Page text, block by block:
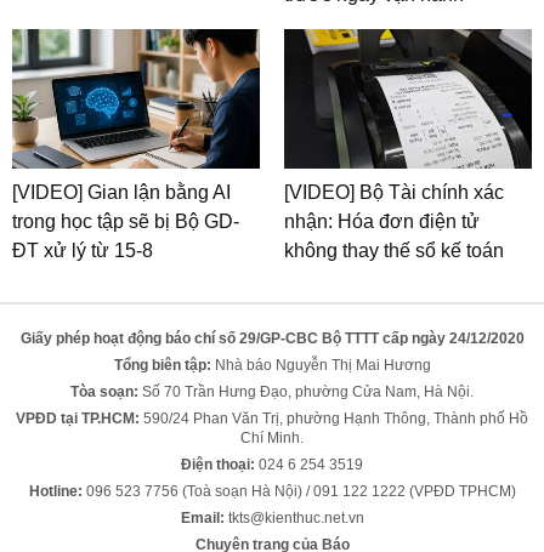
[VIDEO] Gian lận bằng AI
trong học tập sẽ bị Bộ GD-
ĐT xử lý từ 15-8
[VIDEO] Bộ Tài chính xác
nhận: Hóa đơn điện tử
không thay thế sổ kế toán
Giấy phép hoạt động báo chí số 29/GP-CBC Bộ TTTT cấp ngày 24/12/2020
Tổng biên tập: Nhà báo Nguyễn Thị Mai Hương
Tòa soạn: Số 70 Trần Hưng Đạo, phường Cửa Nam, Hà Nội.
VPĐD tại TP.HCM: 590/24 Phan Văn Trị, phường Hạnh Thông, Thành phố Hồ
Chí Minh.
Điện thoại: 024 6 254 3519
Hotline: 096 523 7756 (Toà soạn Hà Nội) / 091 122 1222 (VPĐD TPHCM)
Email: tkts@kienthuc.net.vn
Chuyên trang của Báo